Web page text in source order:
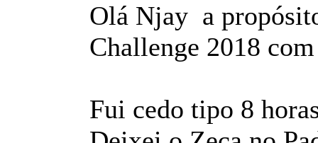
Olá Njay a
Challenge 2018
Fui cedo tipo 8